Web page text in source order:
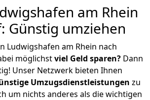
am Rhein
Günstig umziehen
Ludwigshafen am Rhein nach
möglichstviel Geld sparen? Dann
Unser Netzwerk bieten Ihnen
Umzugsdienstleistungen zu
um nichts anderes als die wichtigen